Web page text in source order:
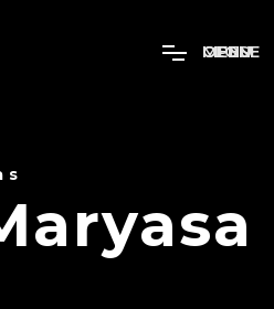
MENU
OPEN
CLOSE